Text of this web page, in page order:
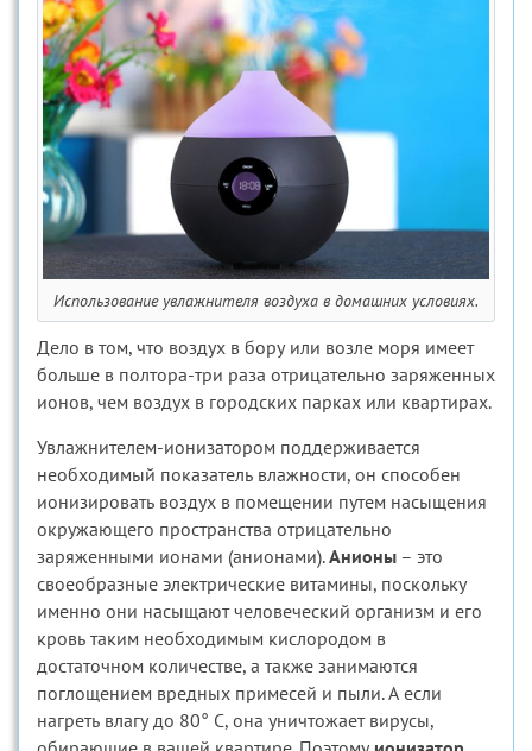
Использование увлажнителя воздуха в домашних условиях.
Дело в том, что воздух в бору или возле моря имеет
больше в полтора-три раза отрицательно заряженных
ионов, чем воздух в городских парках или квартирах.
Увлажнителем-ионизатором поддерживается
необходимый показатель влажности, он способен
ионизировать воздух в помещении путем насыщения
окружающего пространства отрицательно
заряженными ионами (анионами).Анионы – это
своеобразные электрические витамины, поскольку
именно они насыщают человеческий организм и его
кровь таким необходимым кислородом в
достаточном количестве, а также занимаются
поглощением вредных примесей и пыли. А если
нагреть влагу до 80° C, она уничтожает вирусы,